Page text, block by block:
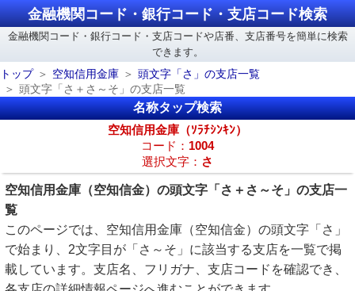
金融機関コード・銀行コード・支店コード検索
金融機関コード・銀行コード・支店コードや店番、支店番号を簡単に検索
できます。
トップ
空知信用金庫
頭文字「さ」の支店一覧
頭文字「さ＋さ～そ」の支店一覧
名称タップ検索
空知信用金庫（ｿﾗﾁｼﾝｷﾝ）
コード： 1004
選択文字： さ
空知信用金庫（空知信金）の頭文字「さ＋さ～そ」の支店一
覧
このページでは、空知信用金庫（空知信金）の頭文字「さ」
で始まり、2文字目が「さ～そ」に該当する支店を一覧で掲
載しています。支店名、フリガナ、支店コードを確認でき、